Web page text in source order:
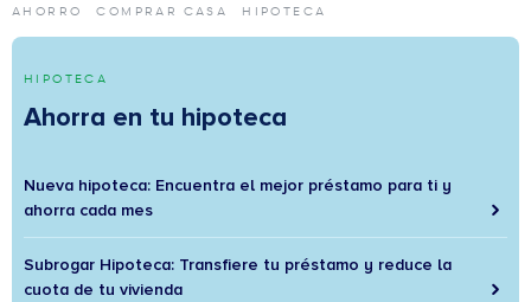
AHORRO COMPRAR CASA HIPOTECA
HIPOTECA
Ahorra en tu hipoteca
Nueva hipoteca: Encuentra el mejor préstamo para ti y
ahorra cada mes
Subrogar Hipoteca: Transfiere tu préstamo y reduce la
cuota de tu vivienda